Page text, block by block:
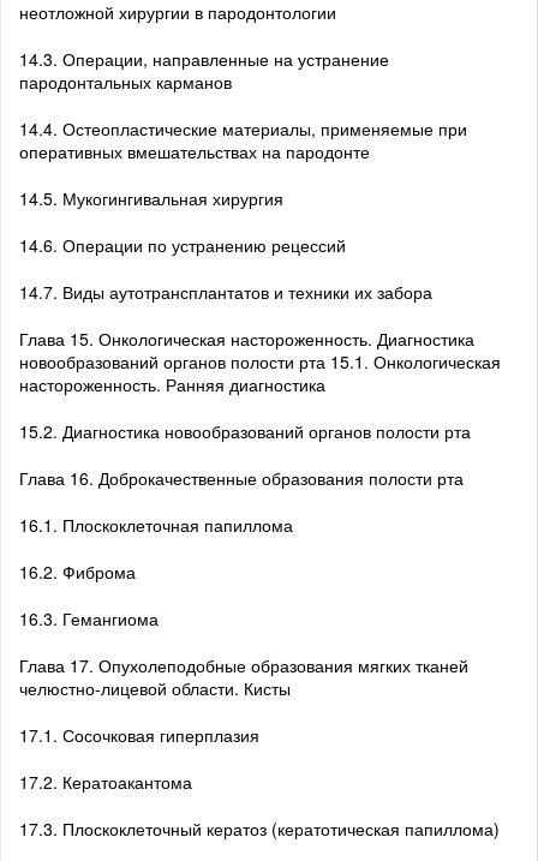
неотложной хирургии в пародонтологии
14.3. Операции, направленные на устранение
пародонтальных карманов
14.4. Остеопластические материалы, применяемые при
оперативных вмешательствах на пародонте
14.5. Мукогингивальная хирургия
14.6. Операции по устранению рецессий
14.7. Виды аутотрансплантатов и техники их забора
Глава 15. Онкологическая настороженность. Диагностика
новообразований органов полости рта 15.1. Онкологическая
настороженность. Ранняя диагностика
15.2. Диагностика новообразований органов полости рта
Глава 16. Доброкачественные образования полости рта
16.1. Плоскоклеточная папиллома
16.2. Фиброма
16.3. Гемангиома
Глава 17. Опухолеподобные образования мягких тканей
челюстно-лицевой области. Кисты
17.1. Сосочковая гиперплазия
17.2. Кератоакантома
17.3. Плоскоклеточный кератоз (кератотическая папиллома)